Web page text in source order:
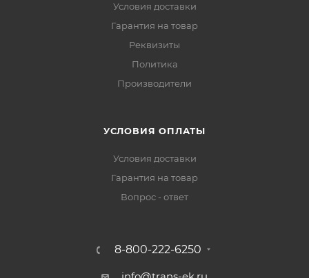
Условия доставки
Гарантия на товар
Реквизиты
Политика
Производители
УСЛОВИЯ ОПЛАТЫ
Условия доставки
Гарантия на товар
Вопрос - ответ
8-800-222-6250